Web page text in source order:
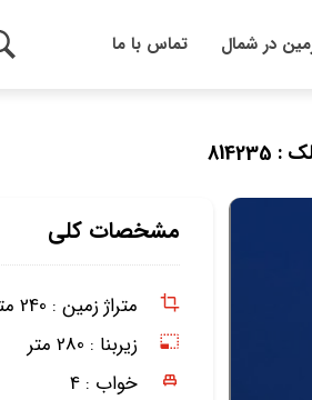
در شمال تماس با ما
مشخصات کلی
متراژ زمین : 240 متر
زیربنا : 280 متر
خواب : 4